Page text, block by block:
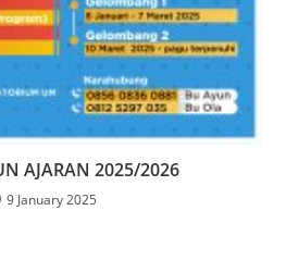
AJARAN 2025/2026
9 January 2025